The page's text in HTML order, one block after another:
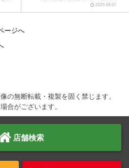
2025.08.01
ージへ
の無断転載・複製を固く禁じます。
合がございます。
店舗検索